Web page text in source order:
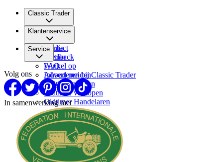
Classic Trader
Over ons
Vacatures
Media
Partner
Klantenservice
Contact
Feedback
FAQ
Inhoud melden
Service
Winkel op
Adverteren bij Classic Trader
Oldtimermerken
Oldtimer verkopen
Oldtimer Handelaren
Volg ons
In samenwerking met